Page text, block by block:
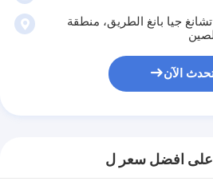
302 رقم 4 زقاق 37 تشانغ جيا بانغ الطريق، منطقة
الآن
افضل سعر ل